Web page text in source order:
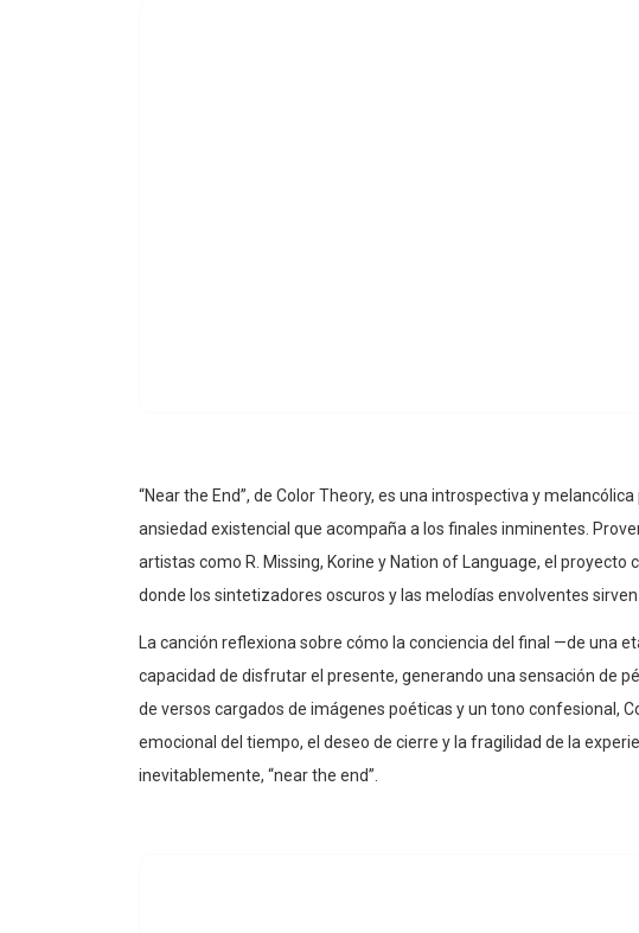
“Near the End”, de Color Theory, es una introspectiva y
ansiedad existencial que acompaña a los finales inminentes.
artistas como R. Missing, Korine y Nation of Language, el
donde los sintetizadores oscuros y las melodías envolventes
La canción reflexiona sobre cómo la conciencia del final —de una
capacidad de disfrutar el presente, generando una sensación de
de versos cargados de imágenes poéticas y un tono confesional,
emocional del tiempo, el deseo de cierre y la fragilidad de la
inevitablemente, “near the end”.